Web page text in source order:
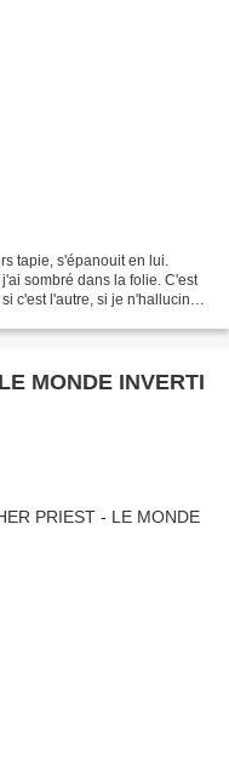
tapie, s'épanouit en lui.
sombré dans la folie. C'est
c'est l'autre, si je n'hallucine
MONDE INVERTI